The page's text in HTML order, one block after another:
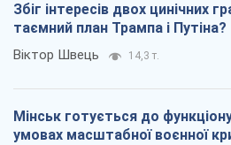
Збіг інтересів двох цинічних
таємний план Трампа і Путіна?
Віктор Швець 14,3 т.
Мінськ готується до
умовах масштабної воєнної